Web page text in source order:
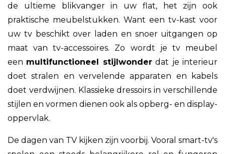
de ultieme blikvanger in uw flat, het zijn ook
praktische meubelstukken. Want een tv-kast voor
uw tv beschikt over laden en snoer uitgangen op
maat van tv-accessoires. Zo wordt je tv meubel
een multifunctioneel stijlwonderdat je interieur
doet stralen en vervelende apparaten en kabels
doet verdwijnen. Klassieke dressoirs in verschillende
stijlen en vormen dienen ook als opberg- en display-
oppervlak.
De dagen van TV kijken zijn voorbij. Vooral smart-tv's